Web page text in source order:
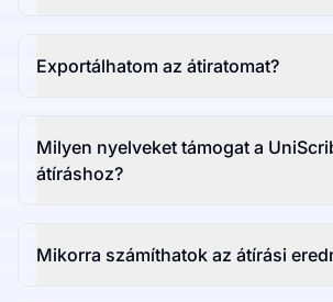
Exportálhatom az átiratomat?
Milyen nyelveket támogat a
átíráshoz?
Mikorra számíthatok az átírási